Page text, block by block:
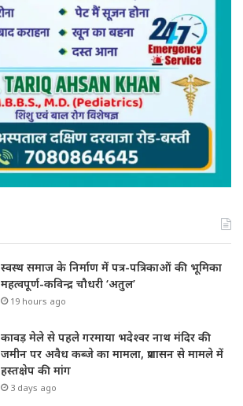
स्वस्थ समाज के निर्माण में पत्र-पत्रिकाओं की भूमिका
महत्वपूर्ण-कविन्द्र चौधरी ‘अतुल’
19 hours ago
कावड़ मेले से पहले गरमाया भदेश्वर नाथ मंदिर की
जमीन पर अवैध कब्जे का मामला, प्रशासन से मामले में
हस्तक्षेप की मांग
3 days ago